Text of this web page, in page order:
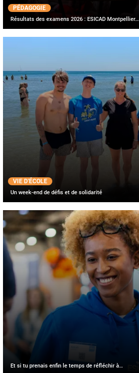
PÉDAGOGIE
Résultats des examens 2026 : ESICAD Montpellier…
VIE D'ÉCOLE
Un week-end de défis et de solidarité
Et si tu prenais enfin le temps de réfléchir à…